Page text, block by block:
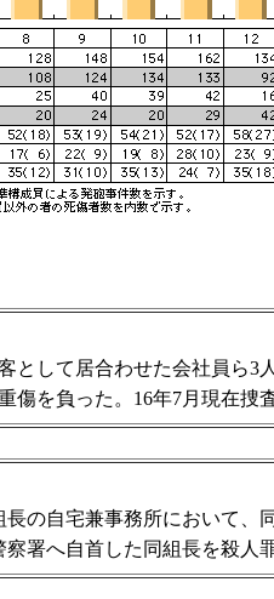
として居合わせた会社員ら
傷を負った。16年7月現在捜
長の自宅兼事務所において
署へ自首した同組長を殺人